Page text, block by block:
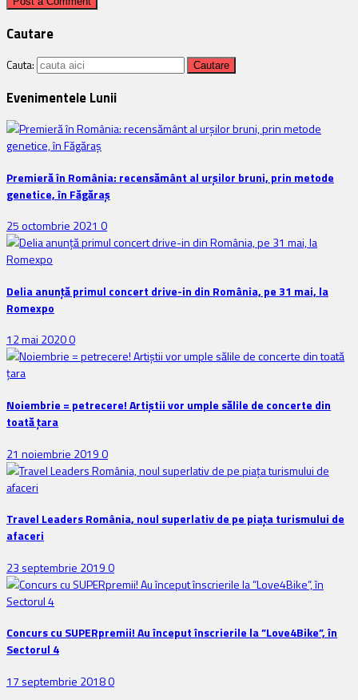
Cautare
Cauta:
Evenimentele Lunii
Premieră în România: recensământ al urșilor bruni, prin metode
genetice, în Făgăraș
25 octombrie 2021 0
Delia anunţă primul concert drive-in din România, pe 31 mai, la
Romexpo
12 mai 20200
Noiembrie = petrecere! Artiștii vor umple sălile de concerte din
toată țara
21 noiembrie 20190
Travel Leaders România, noul superlativ de pe piața turismului de
afaceri
23 septembrie 20190
Concurs cu SUPERpremii! Au început înscrierile la ”Love4Bike”, în
Sectorul 4
17 septembrie 20180